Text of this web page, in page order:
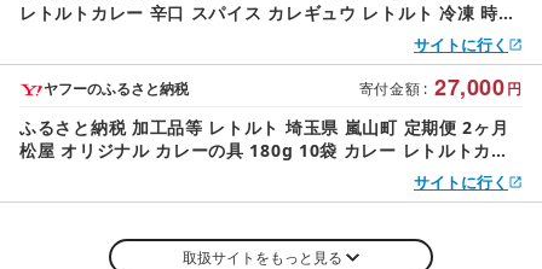
レトルトカレー 辛口 スパイス カレギュウ レトルト 冷凍 時短
簡単 便利 レンチン おかず 保存食 備蓄 お取り寄せ グルメ 埼
玉県 嵐山町
サイトに行く
寄付金額 : 27,000円
ヤフーのふるさと納税
ふるさと納税 加工品等 レトルト 埼玉県 嵐山町 定期便 2ヶ月
松屋 オリジナル カレーの具 180g 10袋 カレー レトルトカレ
サイトに行く
取扱サイトをもっと見る